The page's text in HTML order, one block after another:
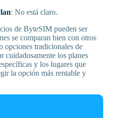
: No está claro.
de ByteSIM pueden ser
se comparan bien con otros
opciones tradicionales de
cuidadosamente los planes
y los lugares que
la opción más rentable y